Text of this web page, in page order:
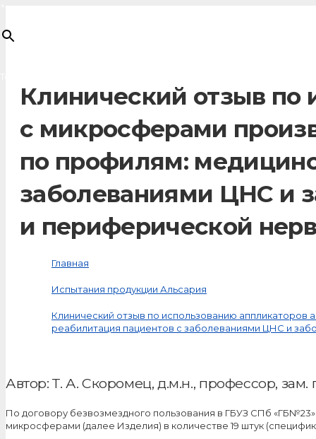
Клинический отзыв по
с микросферами
по профилям:
заболеваниями ЦНС и
и периферической
Главная
Испытания продукции Альсария
Клинический отзыв по использованию
реабилитация пациентов с заболеваниями ЦНС и
Автор: Т. А. Скоромец, д.м.н., профессор, зам.
По договору безвозмездного пользования в ГБУЗ СПб
микросферами (далее Изделия) в количестве 19 штук